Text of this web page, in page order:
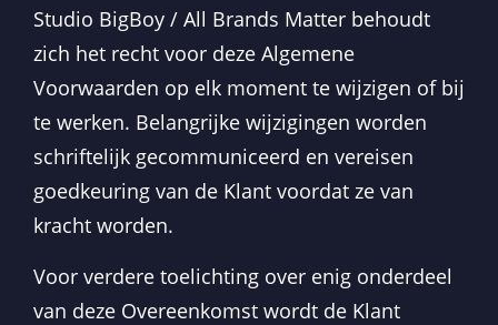
Studio BigBoy / All Brands Matter behoudt
zich het recht voor deze Algemene
Voorwaarden op elk moment te wijzigen of bij
te werken. Belangrijke wijzigingen worden
schriftelijk gecommuniceerd en vereisen
goedkeuring van de Klant voordat ze van
kracht worden.
Voor verdere toelichting over enig onderdeel
van deze Overeenkomst wordt de Klant